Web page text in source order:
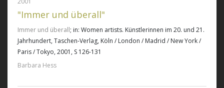
"Immer und überall"
Immer und überall; in: Women artists. Künstlerinnen im 20. und 21.
Jahrhundert, Taschen-Verlag, Köln / London / Madrid / New York /
Paris / Tokyo, 2001, S 126-131
Barbara Hess